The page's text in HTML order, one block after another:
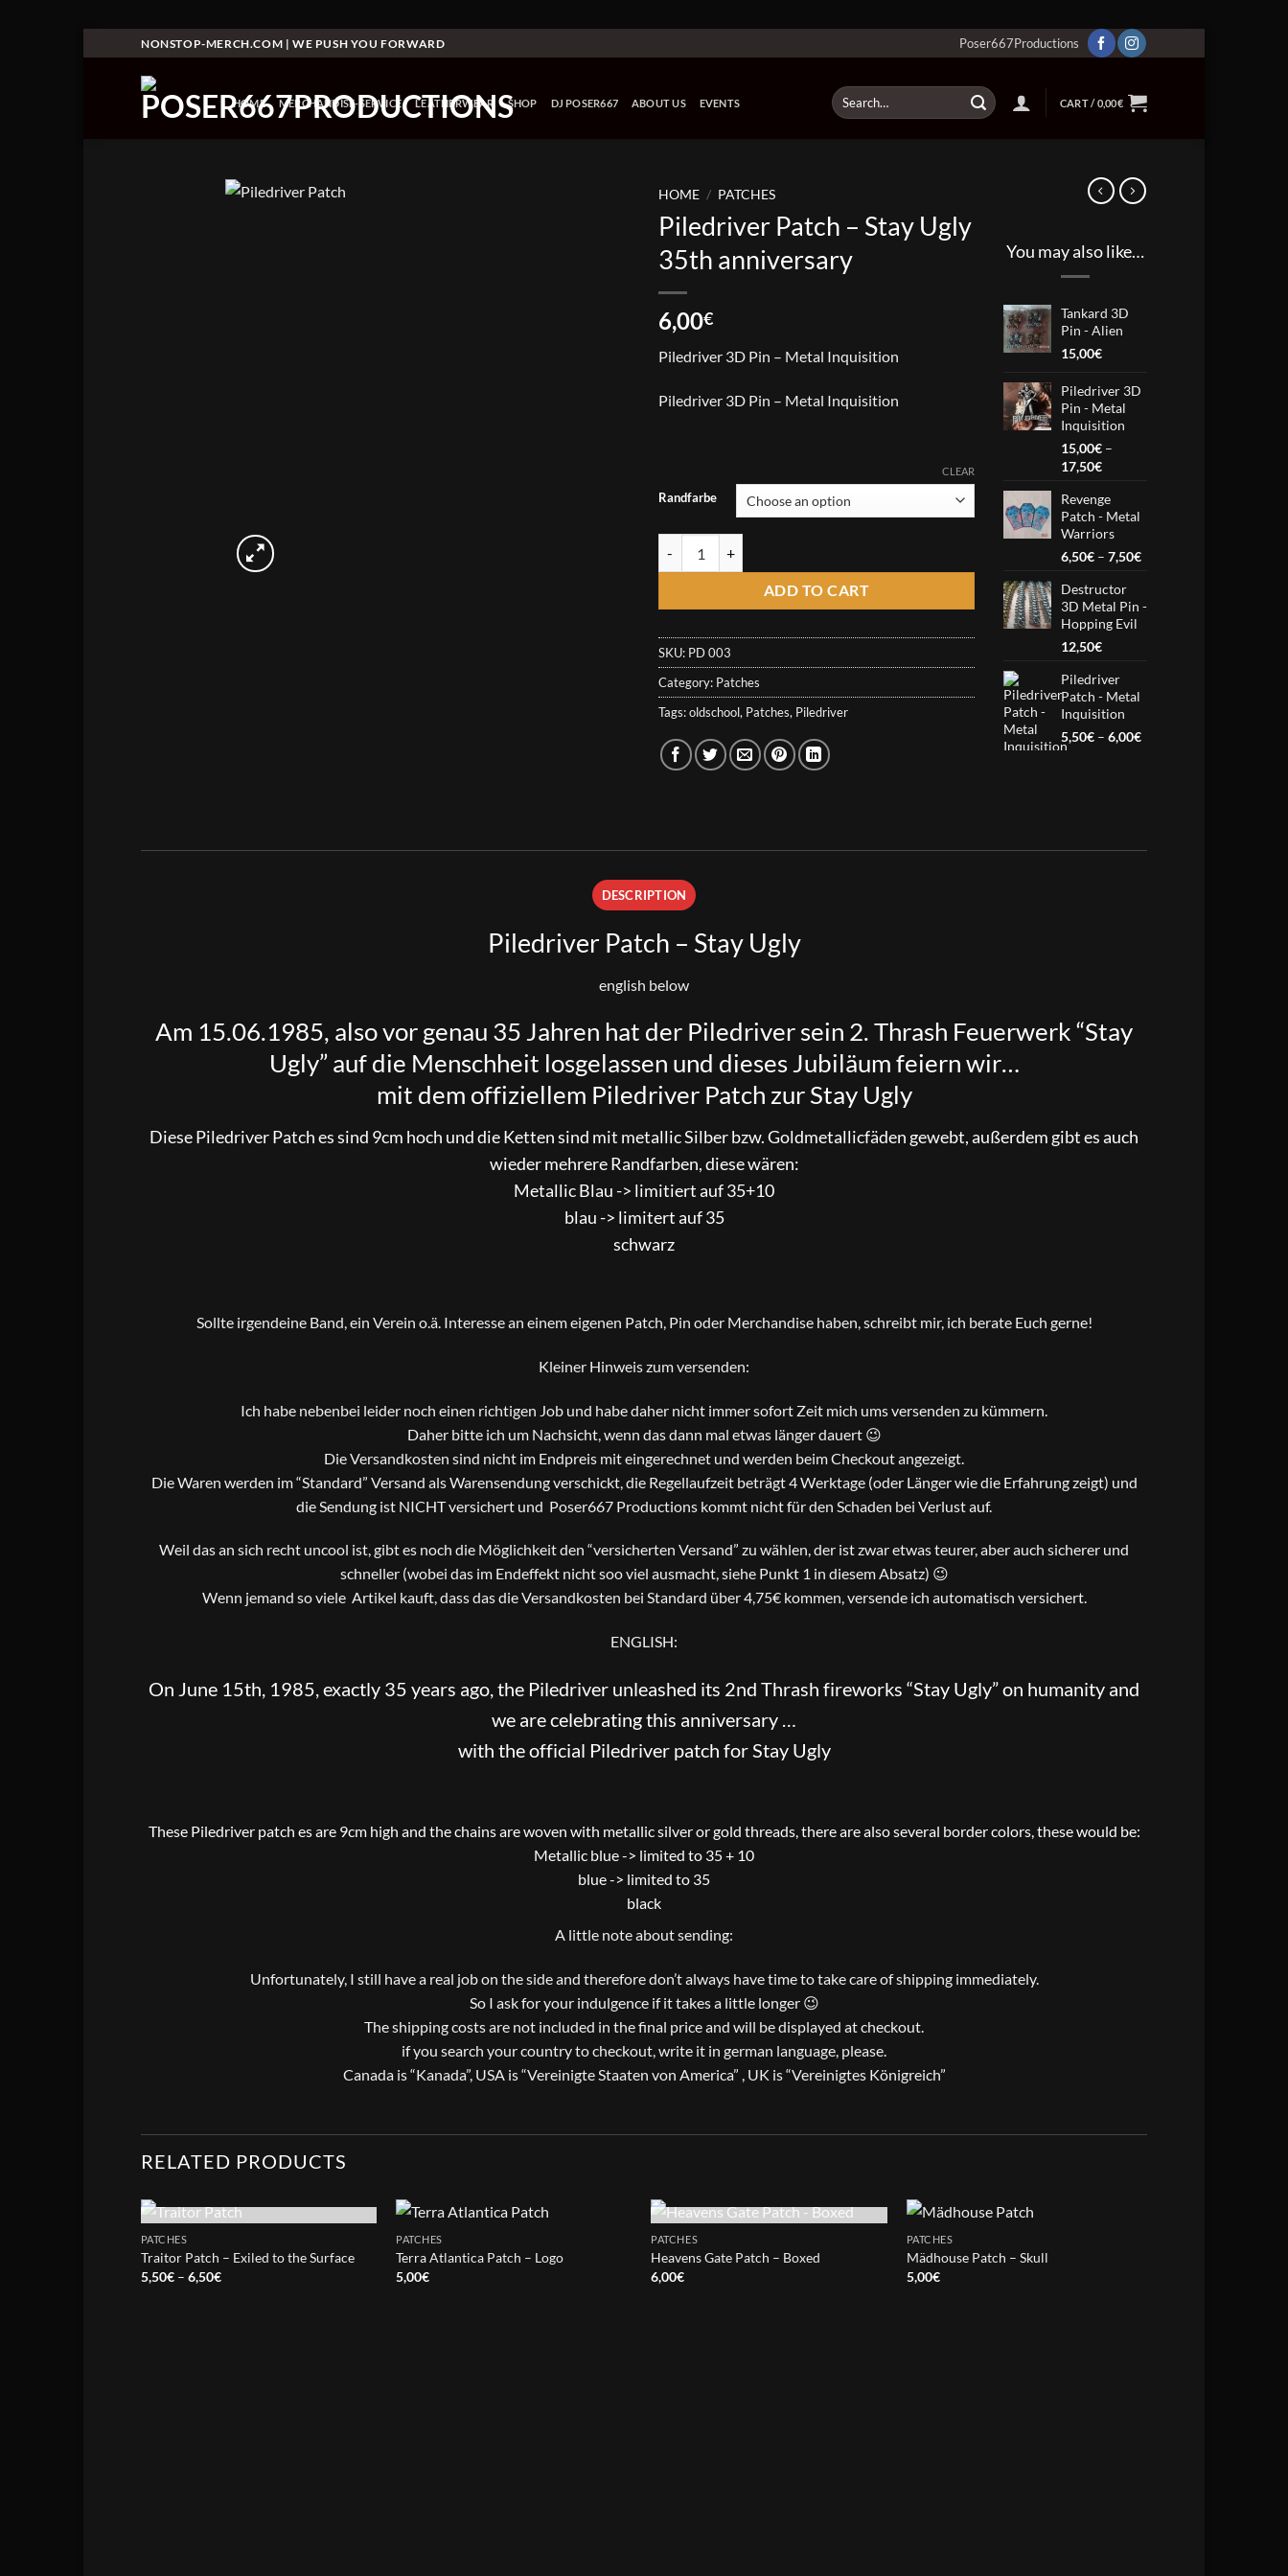
to
NONSTOP-MERCH.COM | WE PUSH YOU FORWARD Poser667Productions
HOME MERCHANDISE-SERVICE LEATHERWEAR SHOP DJ POSER667 ABOUT US EVENTS
Search
for:
CART /0,00€
HOME / PATCHES
Piledriver Patch – Stay Ugly
35th anniversary
6,00€
Piledriver 3D Pin – Metal Inquisition
Piledriver 3D Pin – Metal Inquisition
Randfarbe
CLEAR
ADD TO CART
SKU: PD 003
Category: Patches
Tags:oldschool, Patches, Piledriver
You may also like…
Tankard 3D
Pin - Alien
15,00€
Piledriver 3D
Pin - Metal
Inquisition
15,00€ –
17,50€Price
15,00€
through
17,50€
Revenge
Patch - Metal
Warriors
6,50€ – 7,50€Price
through
Destructor
3D Metal Pin -
Hopping Evil
12,50€
Piledriver
Patch - Metal
Inquisition
5,50€ – 6,00€Price
DESCRIPTION
Piledriver Patch – Stay Ugly
english below
Am 15.06.1985, also vor genau 35 Jahren hat der Piledriver sein 2. Thrash Feuerwerk “Stay
Ugly” auf die Menschheit losgelassen und dieses Jubiläum feiern wir…
mit dem offiziellem Piledriver Patch zur Stay Ugly
Diese Piledriver Patch es sind 9cm hoch und die Ketten sind mit metallic Silber bzw. Goldmetallicfäden gewebt, außerdem gibt es auch
wieder mehrere Randfarben, diese wären:
Metallic Blau -> limitiert auf 35+10
blau -> limitert auf 35
schwarz
Sollte irgendeine Band, ein Verein o.ä. Interesse an einem eigenen Patch, Pin oder Merchandise haben, schreibt mir, ich berate Euch gerne!
Kleiner Hinweis zum versenden:
Ich habe nebenbei leider noch einen richtigen Job und habe daher nicht immer sofort Zeit mich ums versenden zu kümmern.
Daher bitte ich um Nachsicht, wenn das dann mal etwas länger dauert 😉
Die Versandkosten sind nicht im Endpreis mit eingerechnet und werden beim Checkout angezeigt.
Die Waren werden im “Standard” Versand als Warensendung verschickt, die Regellaufzeit beträgt 4 Werktage (oder Länger wie die Erfahrung zeigt) und
die Sendung ist NICHT versichert und Poser667 Productions kommt nicht für den Schaden bei Verlust auf.
Weil das an sich recht uncool ist, gibt es noch die Möglichkeit den “versicherten Versand” zu wählen, der ist zwar etwas teurer, aber auch sicherer und
schneller (wobei das im Endeffekt nicht soo viel ausmacht, siehe Punkt 1 in diesem Absatz) 😉
Wenn jemand so viele Artikel kauft, dass das die Versandkosten bei Standard über 4,75€ kommen, versende ich automatisch versichert.
ENGLISH:
On June 15th, 1985, exactly 35 years ago, the Piledriver unleashed its 2nd Thrash fireworks “Stay Ugly” on humanity and
we are celebrating this anniversary …
with the official Piledriver patch for Stay Ugly
These Piledriver patch es are 9cm high and the chains are woven with metallic silver or gold threads, there are also several border colors, these would be:
Metallic blue -> limited to 35 + 10
blue -> limited to 35
black
A little note about sending:
Unfortunately, I still have a real job on the side and therefore don’t always have time to take care of shipping immediately.
So I ask for your indulgence if it takes a little longer 😉
The shipping costs are not included in the final price and will be displayed at checkout.
if you search your country to checkout, write it in german language, please.
Canada is “Kanada”, USA is “Vereinigte Staaten von America” , UK is “Vereinigtes Königreich”
RELATED PRODUCTS
PATCHES
Traitor Patch – Exiled to the Surface
5,50€ – 6,50€Price
PATCHES
Terra Atlantica Patch – Logo
5,00€
PATCHES
Heavens Gate Patch – Boxed
6,00€
PATCHES
Mädhouse Patch – Skull
5,00€